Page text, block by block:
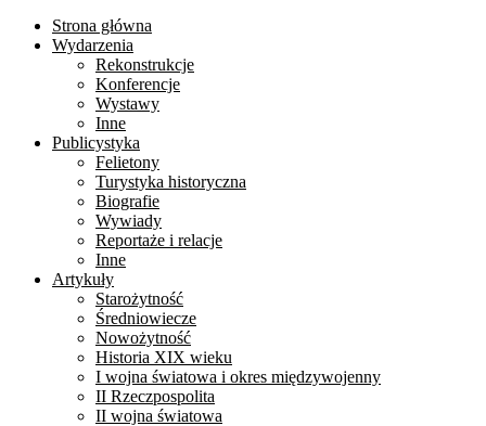
Strona główna
Wydarzenia
Rekonstrukcje
Konferencje
Wystawy
Inne
Publicystyka
Felietony
Turystyka historyczna
Biografie
Wywiady
Reportaże i relacje
Inne
Artykuły
Starożytność
Średniowiecze
Nowożytność
Historia XIX wieku
I wojna światowa i okres międzywojenny
II Rzeczpospolita
II wojna światowa